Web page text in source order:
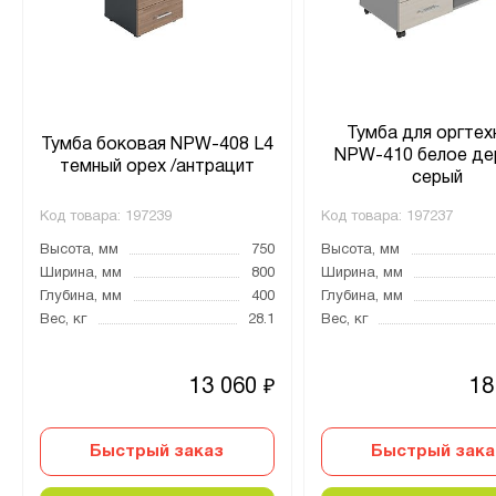
Тумба боковая NPW-408 L4
темный орех /антрацит
Код товара: 197239
Высота, мм
750
Ширина, мм
800
Глубина, мм
400
Вес, кг
28.1
13 060 ₽
Быстрый заказ
Тумба для
NPW-410 белое
серый
Код товара: 197237
Высота, мм
Ширина, мм
Глубина, мм
Вес, кг
Быстрый